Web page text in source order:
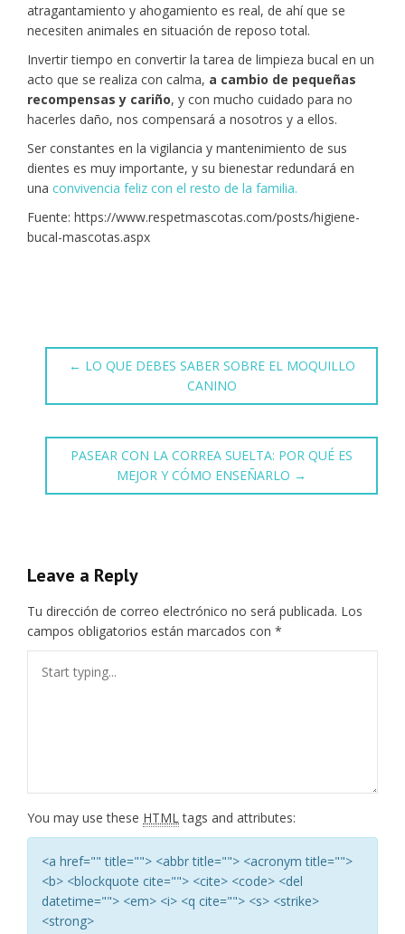
atragantamiento y ahogamiento es real, de ahí que se
necesiten animales en situación de reposo total.
Invertir tiempo en convertir la tarea de limpieza bucal en un
acto que se realiza con calma, a cambio de pequeñas
recompensas y cariño, y con mucho cuidado para no
hacerles daño, nos compensará a nosotros y a ellos.
Ser constantes en la vigilancia y mantenimiento de sus
dientes es muy importante, y su bienestar redundará en
una convivencia feliz con el resto de la familia.
Fuente: https://www.respetmascotas.com/posts/higiene-
bucal-mascotas.aspx
← LO QUE DEBES SABER SOBRE EL MOQUILLO
CANINO
PASEAR CON LA CORREA SUELTA: POR QUÉ ES
MEJOR Y CÓMO ENSEÑARLO →
Leave a Reply
Tu dirección de correo electrónico no será publicada. Los
campos obligatorios están marcados con *
You may use these HTMLtags and attributes:
<a href="" title=""> <abbr title=""> <acronym title="">
<b> <blockquote cite=""> <cite> <code> <del
datetime=""> <em> <i> <q cite=""> <s> <strike>
<strong>